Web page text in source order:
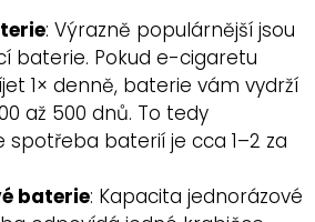
: Výrazně populárnější jsou
baterie. Pokud e-cigaretu
1× denně, baterie vám vydrží
až 500 dnů. To tedy
spotřeba baterií je cca 1–2 za
baterie: Kapacita jednorázové